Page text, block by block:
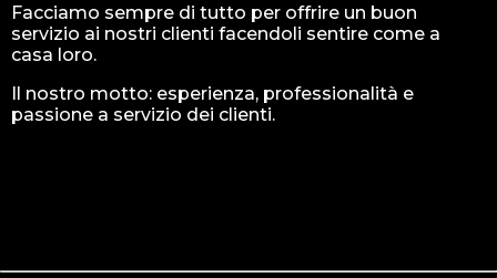
Facciamo sempre di tutto per offrire un buon
servizio ai nostri clienti facendoli sentire come a
casa loro.
Il nostro motto: esperienza, professionalità e
passione a servizio dei clienti.